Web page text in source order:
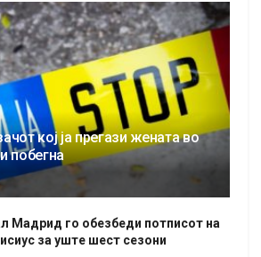
кој ја прегази жената во
побегна
Мадрид го обезбеди потписот на
за уште шест сезони